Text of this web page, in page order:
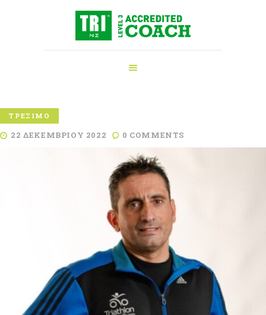
ΑΡΧΙΚΉ
ΕΠΙΚΟΙΝΩΝΊΑ
ΤΡΈΞΙΜΟ
22 ΔΕΚΕΜΒΡΊΟΥ 2022 0 COMMENTS